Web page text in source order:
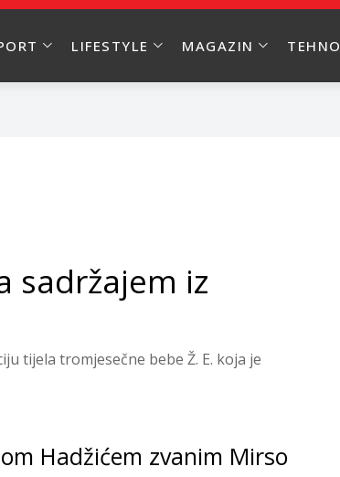
LIFESTYLE MAGAZIN TEHNO
sadržajem iz
tijela tromjesečne bebe Ž. E. koja je
Hadžićem zvanim Mirso